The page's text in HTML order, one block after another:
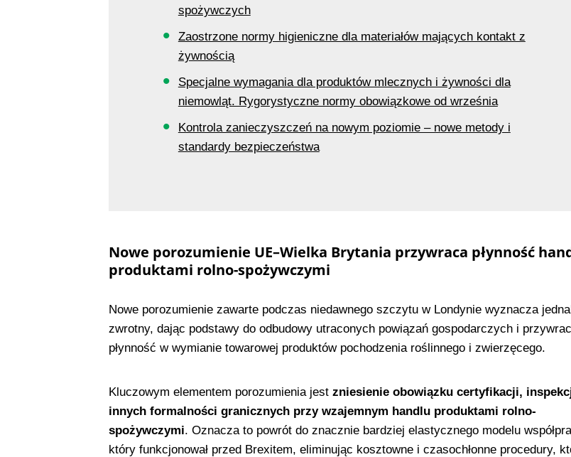
spożywczych
Zaostrzone normy higieniczne dla materiałów mających kontakt z
żywnością
Specjalne wymagania dla produktów mlecznych i żywności dla
niemowląt. Rygorystyczne normy obowiązkowe od września
Kontrola zanieczyszczeń na nowym poziomie – nowe metody i
standardy bezpieczeństwa
Nowe porozumienie UE–Wielka Brytania przywraca płynność
produktami rolno-spożywczymi
Nowe porozumienie zawarte podczas niedawnego szczytu w Londynie wyznacza
zwrotny, dając podstawy do odbudowy utraconych powiązań gospodarczych i
płynność w wymianie towarowej produktów pochodzenia roślinnego i zwierzęcego.
Kluczowym elementem porozumienia jest zniesienie obowiązku certyfikacji,
innych formalności granicznych przy wzajemnym handlu produktami rolno-
spożywczymi. Oznacza to powrót do znacznie bardziej elastycznego modelu
który funkcjonował przed Brexitem, eliminując kosztowne i czasochłonne procedury,